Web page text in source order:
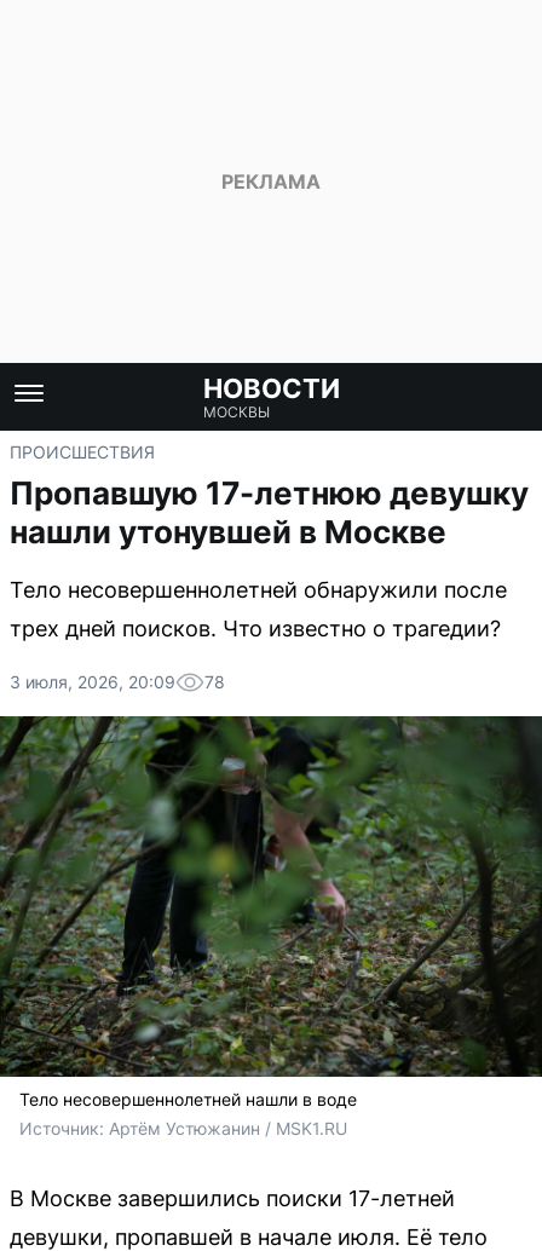
НОВОСТИ
МОСКВЫ
ПРОИСШЕСТВИЯ
Пропавшую 17-летнюю девушку
нашли утонувшей в Москве
Тело несовершеннолетней обнаружили после
трех дней поисков. Что известно о трагедии?
3 июля, 2026, 20:09 78
Тело несовершеннолетней нашли в воде
Источник: Артём Устюжанин / MSK1.RU
В Москве завершились поиски 17-летней
девушки, пропавшей в начале июля. Её тело